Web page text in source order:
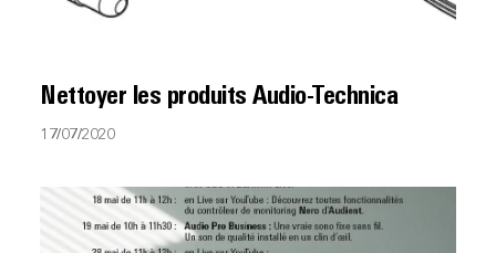
Nettoyer les produits Audio-Technica
17/07/2020